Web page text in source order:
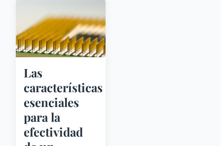
Las
características
esenciales
para la
efectividad